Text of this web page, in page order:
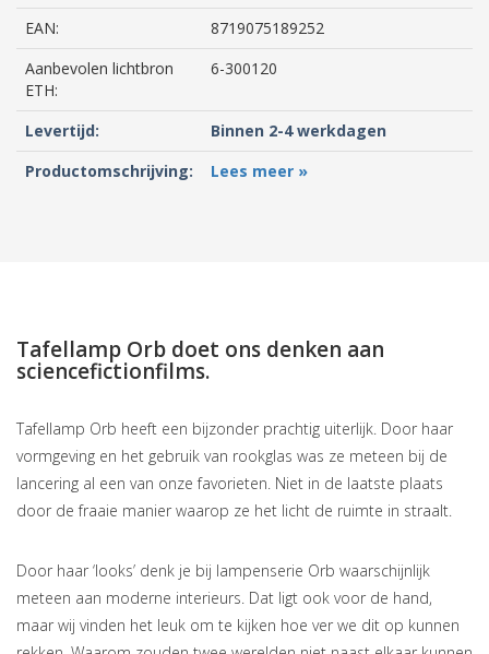
EAN:
8719075189252
Aanbevolen lichtbron
ETH:
6-300120
Levertijd:
Binnen 2-4 werkdagen
Productomschrijving:
Lees meer »
Tafellamp Orb doet ons denken aan
sciencefictionfilms.
Tafellamp Orb heeft een bijzonder prachtig uiterlijk. Door haar
vormgeving en het gebruik van rookglas was ze meteen bij de
lancering al een van onze favorieten. Niet in de laatste plaats
door de fraaie manier waarop ze het licht de ruimte in straalt.
Door haar ‘looks’ denk je bij lampenserie Orb waarschijnlijk
meteen aan moderne interieurs. Dat ligt ook voor de hand,
maar wij vinden het leuk om te kijken hoe ver we dit op kunnen